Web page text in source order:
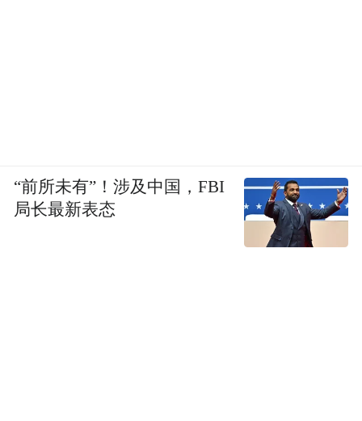
“前所未有”！涉及中国，FBI
局长最新表态